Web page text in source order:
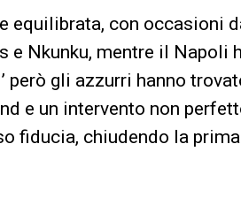
equilibrata, con occasioni
e Nkunku, mentre il Napoli
però gli azzurri hanno
e un intervento non
fiducia, chiudendo la